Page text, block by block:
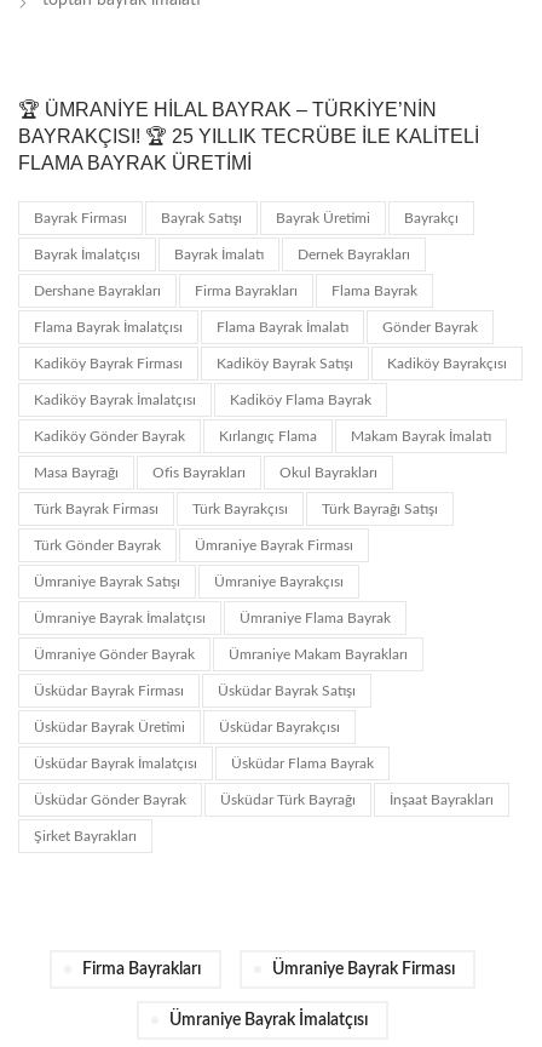
🏆 ÜMRANIYE HILAL BAYRAK – TÜRKIYE’NIN
BAYRAKÇISI! 🏆 25 YILLIK TECRÜBE ILE KALITELI
FLAMA BAYRAK ÜRETIMI
Bayrak Firması Bayrak Satışı Bayrak Üretimi Bayrakçı
Bayrak İmalatçısı Bayrak İmalatı Dernek Bayrakları
Dershane Bayrakları Firma Bayrakları Flama Bayrak
Flama Bayrak İmalatçısı Flama Bayrak İmalatı Gönder Bayrak
Kadiköy Bayrak Firması Kadiköy Bayrak Satışı Kadiköy Bayrakçısı
Kadiköy Bayrak İmalatçısı Kadiköy Flama Bayrak
Kadiköy Gönder Bayrak Kırlangıç Flama Makam Bayrak İmalatı
Masa Bayrağı Ofis Bayrakları Okul Bayrakları
Türk Bayrak Firması Türk Bayrakçısı Türk Bayrağı Satışı
Türk Gönder Bayrak Ümraniye Bayrak Firması
Ümraniye Bayrak Satışı Ümraniye Bayrakçısı
Ümraniye Bayrak İmalatçısı Ümraniye Flama Bayrak
Ümraniye Gönder Bayrak Ümraniye Makam Bayrakları
Üsküdar Bayrak Firması Üsküdar Bayrak Satışı
Üsküdar Bayrak Üretimi Üsküdar Bayrakçısı
Üsküdar Bayrak İmalatçısı Üsküdar Flama Bayrak
Üsküdar Gönder Bayrak Üsküdar Türk Bayrağı İnşaat Bayrakları
Şirket Bayrakları
Firma Bayrakları Ümraniye Bayrak Firması
Ümraniye Bayrak İmalatçısı